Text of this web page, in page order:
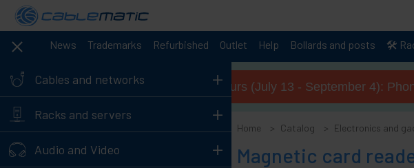
News Trademarks Refurbished Outlet Help Bollards and posts 🛠️
Cables and networks +
Racks and servers +
Audio and Video +
Summer opening hours (July 13 - September 4):
Home Catalog Electronics and
Magnetic card